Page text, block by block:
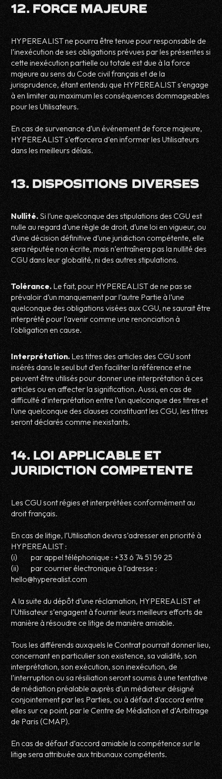
12. FORCE MAJEURE
HYPEREALIST ne pourra être tenue pour responsable de
l’inexécution de ses obligations prévues par les présentes si
cette inexécution partielle ou totale est due à la force
majeure au sens du Code civil français et de la
jurisprudence, étant entendu que HYPEREALIST s’engage
à en limiter au maximum les conséquences dommageables
pour les Utilisateurs.
En cas de survenance d’un événement de force majeure,
HYPEREALIST s’efforcera d’en informer les Utilisateurs
dans les meilleurs délais.
13. DISPOSITIONS DIVERSES
Nullité. Si l’une quelconque des stipulations des CGU est
nulle au regard d’une règle de droit, d’une loi en vigueur, ou
d’une décision définitive d’une juridiction compétente, elle
sera réputée non écrite, mais n’entraînera pas la nullité des
CGU dans leur globalité, ni des autres stipulations.
Tolérance. Le fait, pour HYPEREALIST de ne pas se
prévaloir d’un manquement par l’autre Partie à l’une
quelconque des obligations visées aux CGU, ne saurait être
interprété pour l’avenir comme une renonciation à
l’obligation en cause.
Interprétation. Les titres des articles des CGU sont
insérés dans le seul but d’en faciliter la référence et ne
peuvent être utilisés pour donner une interprétation à ces
articles ou en affecter la signification. Aussi, en cas de
difficulté d’interprétation entre l’un quelconque des titres et
l’une quelconque des clauses constituant les CGU, les titres
seront déclarés comme inexistants.
14. LOI APPLICABLE ET
JURIDICTION COMPETENTE
Les CGU sont régies et interprétées conformément au
droit français.
En cas de litige, l’Utilisation devra s’adresser en priorité à
HYPEREALIST :
(i) par appel téléphonique : +33 6 74 51 59 25
(ii) par courrier électronique à l’adresse :
hello@hyperealist.com
A la suite du dépôt d’une réclamation, HYPEREALIST et
l’Utilisateur s’engagent à fournir leurs meilleurs efforts de
manière à résoudre ce litige de manière amiable.
Tous les différends auxquels le Contrat pourrait donner lieu,
concernant en particulier son existence, sa validité, son
interprétation, son exécution, son inexécution, de
l’interruption ou sa résiliation seront soumis à une tentative
de médiation préalable auprès d’un médiateur désigné
conjointement par les Parties, ou à défaut d’accord entre
elles sur ce point, par le Centre de Médiation et d’Arbitrage
de Paris (CMAP).
En cas de défaut d’accord amiable la compétence sur le
litige sera attribuée aux tribunaux compétents.